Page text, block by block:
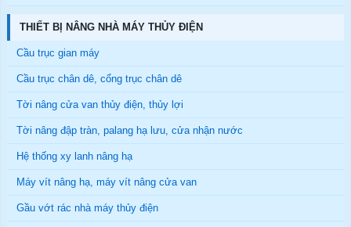
THIẾT BỊ NÂNG NHÀ MÁY THỦY ĐIỆN
Cầu trục gian máy
Cầu trục chân dê, cổng trục chân dê
Tời nâng cửa van thủy điện, thủy lợi
Tời nâng đập tràn, palang hạ lưu, cửa nhận nước
Hệ thống xy lanh nâng hạ
Máy vít nâng hạ, máy vít nâng cửa van
Gầu vớt rác nhà máy thủy điện